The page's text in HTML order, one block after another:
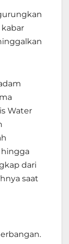
Water
dari
saat